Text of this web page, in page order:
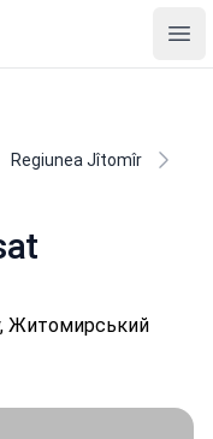
Regiunea Jîtomîr
Житомирський